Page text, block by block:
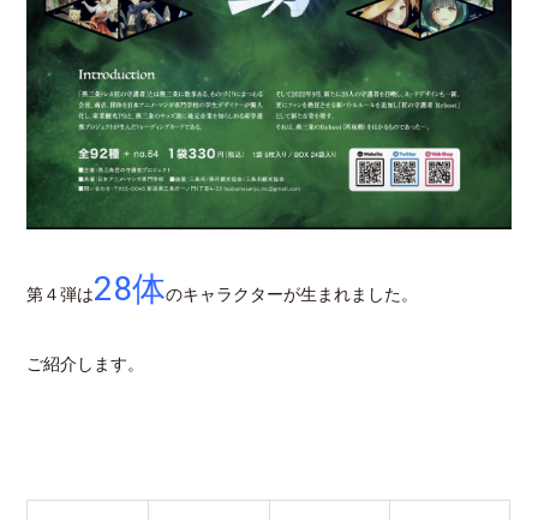
第４弾は28体のキャラクターが生まれました。
ご紹介します。